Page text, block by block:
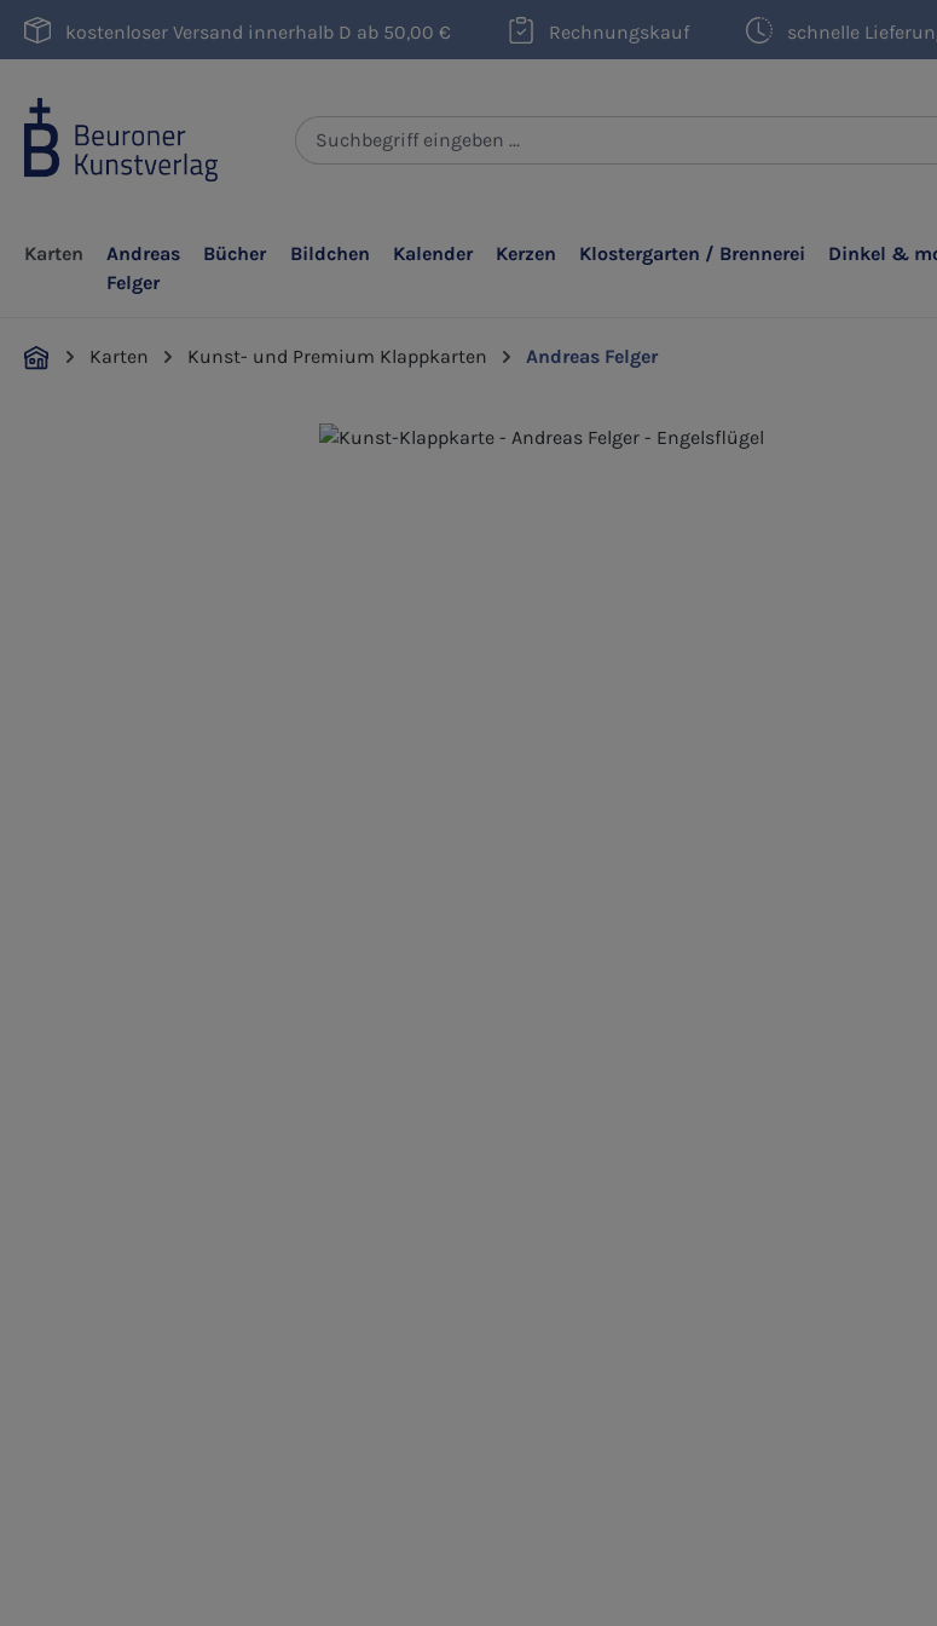
Hauptinhalt springen
Zur Suche springen
Zur Hauptnavigation springen
kostenloser Versand innerhalb D ab 50,00 € Rechnungskauf schnelle
Karten
Andreas
Felger
Bücher Bildchen Kalender Kerzen Klostergarten / Brennerei Dinkel &
Karten Kunst- und Premium Klappkarten Andreas Felger